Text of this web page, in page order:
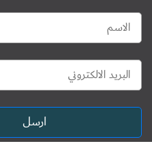
ارسل